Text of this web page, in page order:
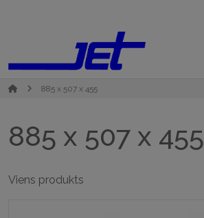
885 x 507 x 455
885 x 507 x 455
Viens produkts